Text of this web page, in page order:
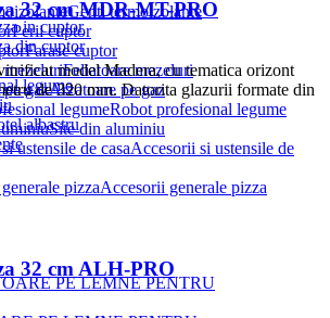
in cuptor
din cuptor
legume
albastru
Genti termoizolante
Perii cuptor
Farase cuptor
Feliatoare mezeluri
Arzatoare pe gaz
Robot profesional legume
Site din aluminiu
Accesorii si ustensile de
Accesorii generale pizza
32 cm MDR-MT-PRO
model Madera, cu tematica orizont
de 320 mm. Datorita glazurii formate din
32 cm ALH-PRO